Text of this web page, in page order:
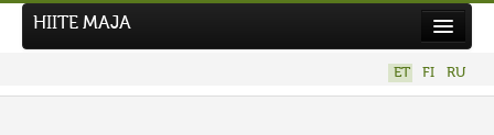
HIITE MAJA
ET FI RU